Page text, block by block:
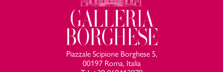
Piazzale Scipione Borghese 5,
00197 Roma, Italia